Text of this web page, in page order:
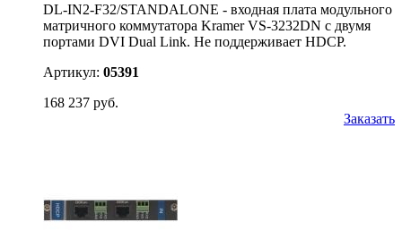
DL-IN2-F32/STANDALONE - входная плата модульного
матричного коммутатора Kramer VS-3232DN с двумя
портами DVI Dual Link. Не поддерживает HDCP.
Артикул: 05391
168 237 руб.
Заказать